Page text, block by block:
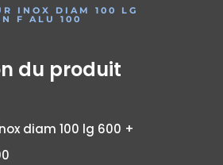
INOX DIAM 100 LG
F ALU 100
du produit
diam 100 lg 600 +